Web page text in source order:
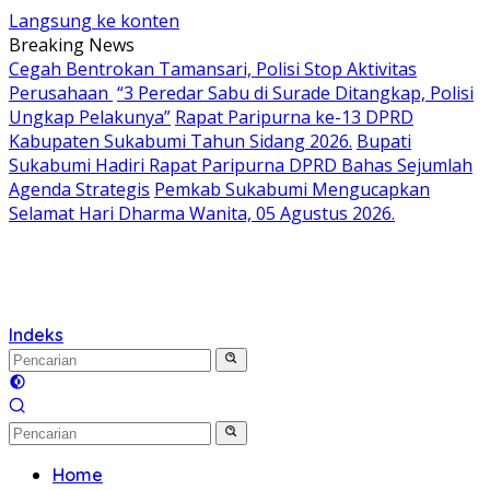
Langsung ke konten
Breaking News
Cegah Bentrokan Tamansari, Polisi Stop Aktivitas
Perusahaan “3 Peredar Sabu di Surade Ditangkap, Polisi
Ungkap Pelakunya” Rapat Paripurna ke-13 DPRD
Kabupaten Sukabumi Tahun Sidang 2026. Bupati
Sukabumi Hadiri Rapat Paripurna DPRD Bahas Sejumlah
Agenda Strategis Pemkab Sukabumi Mengucapkan
Selamat Hari Dharma Wanita, 05 Agustus 2026.
Indeks
Home